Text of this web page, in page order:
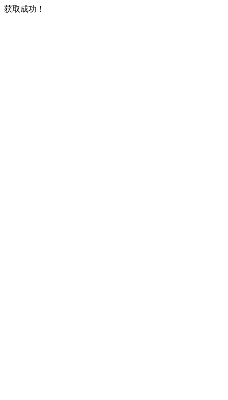
获取成功！